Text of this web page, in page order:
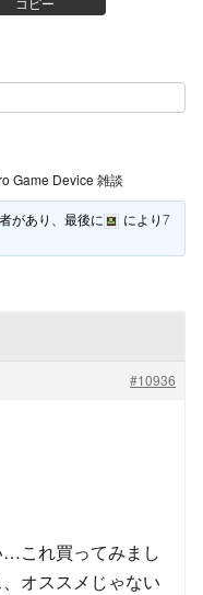
Game Device 雑談
があり、最後に により7
#10936
これ買ってみまし
オススメじゃない